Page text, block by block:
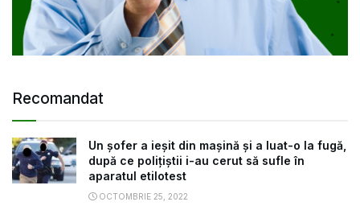
Recomandat
Un șofer a ieșit din mașină și a luat-o la fugă,
după ce polițiștii i-au cerut să sufle în
aparatul etilotest
OCTOMBRIE 25, 2022